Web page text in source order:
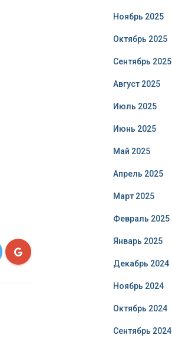
Ноябрь 2025
Октябрь 2025
Сентябрь 2025
Август 2025
Июль 2025
Июнь 2025
Май 2025
Апрель 2025
Март 2025
Февраль 2025
Январь 2025
Декабрь 2024
Ноябрь 2024
Октябрь 2024
Сентябрь 2024